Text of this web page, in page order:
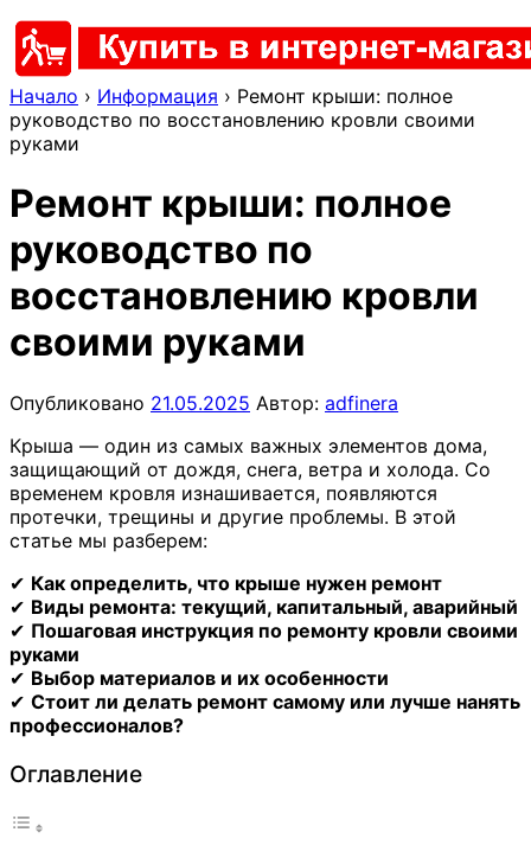
Начало › Информация › Ремонт крыши: полное
руководство по восстановлению кровли своими
руками
Ремонт крыши: полное
руководство по
восстановлению кровли
своими руками
Опубликовано 21.05.2025 Автор: adfinera
Крыша — один из самых важных элементов дома,
защищающий от дождя, снега, ветра и холода. Со
временем кровля изнашивается, появляются
протечки, трещины и другие проблемы. В этой
статье мы разберем:
✔ Как определить, что крыше нужен ремонт
✔ Виды ремонта: текущий, капитальный, аварийный
✔ Пошаговая инструкция по ремонту кровли своими
руками
✔ Выбор материалов и их особенности
✔ Стоит ли делать ремонт самому или лучше нанять
профессионалов?
Оглавление